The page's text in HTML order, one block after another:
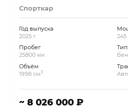
Спорткар
Год выпуска
2025 г.
Пробег
25800 км.
Объём
1998 см3
245
~ 8 026 000 ₽